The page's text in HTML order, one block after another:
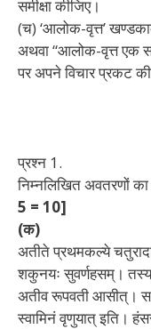
समीक्षा कीजिए।
(च) ‘आलोक-वृत्त’
अथवा “आलोक-वृत्त
पर अपने विचार प्रकट
प्रश्न 1.
निम्नलिखित अवतरणों का
5 = 10]
(क)
अतीते प्रथमकल्ये
शकुनयः सुवर्णहसम्। तस्य
अतीव रूपवती आसीत्। स
स्वामिनं वृणुयात् इति।